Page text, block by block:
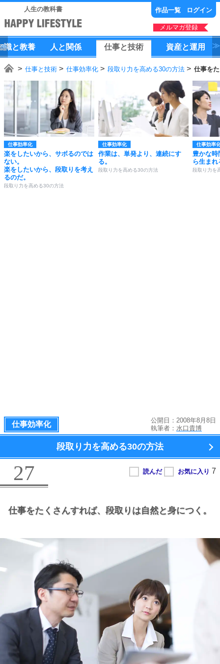
人生の教科書 作品一覧 ログイン
メルマガ登録
識と教養 人 と 関係 仕事と技術 資産と運用
仕事と技術 仕事効率化 段取り力を高める30の方法 仕事を
仕事効率化
楽をしたいから、サボるのでは
ない。
楽をしたいから、段取りを考え
るのだ。
段取り力を高める30の方法
仕事効率化
作業は、単発より、連続にす
る。
段取り力を高める30の方法
仕事効率
豊かな時
ら生まれ
段取り力を
仕事効率化
公開日：2008年8月8日
執筆者： 水口貴博
段取り力を高める30の方法
27
仕事をたくさんすれば、 段取りは自然と身につく。